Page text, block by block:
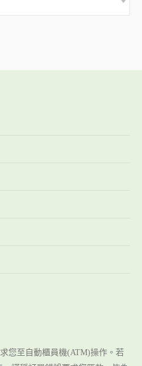
您至自動櫃員機(ATM)操作。若